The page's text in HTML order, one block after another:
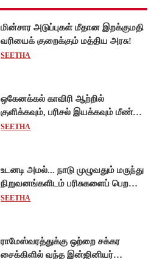
மின்சார அடுப்புகள் மீதான இறக்குமதி
வரியைக் குறைக்கும் மத்திய அரசு!
SEETHA
ஒகேனக்கல் காவிரி ஆற்றில்
குளிக்கவும், பரிசல் இயக்கவும் மீண்டும்
அனுமதி - சுற்றுலாப் பயணிகள்
SEETHA
உடனடி அமல்... நாடு முழுவதும் மருந்து
நிறுவனங்களிடம் பரிசுகளைப் பெற
டாக்டர்களுக்குத் தடை!
SEETHA
ராமேஸ்வரத்துக்கு ஒற்றை சக்கர
சைக்கிளில் வந்த இன்ஜினியர்